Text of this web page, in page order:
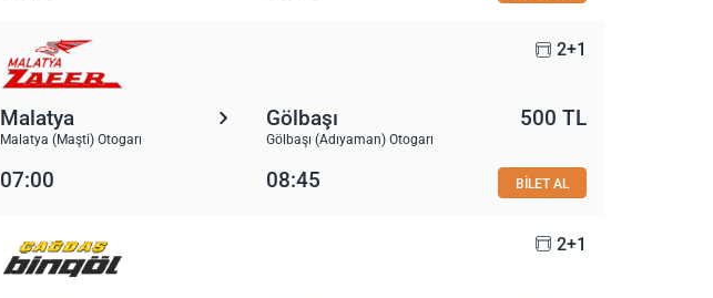
2+1
Malatya
Malatya (Maşti) Otogarı
Gölbaşı
Gölbaşı (Adıyaman) Otogarı
500 TL
07:00 08:45 BİLET AL
2+1